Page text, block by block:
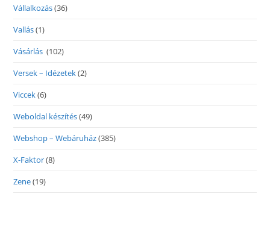
Vállalkozás(36)
Vallás(1)
Vásárlás (102)
Versek – Idézetek(2)
Viccek(6)
Weboldal készítés(49)
Webshop – Webáruház(385)
X-Faktor(8)
Zene(19)